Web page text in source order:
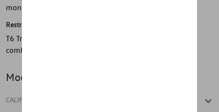
montage inclus
Restrictions
T6 Transporter A utiliser uniquement avec PR no.
combinaison : 3RD, 3RE, 3RF, 3RG
Modèle(s)
CALIFORNIA